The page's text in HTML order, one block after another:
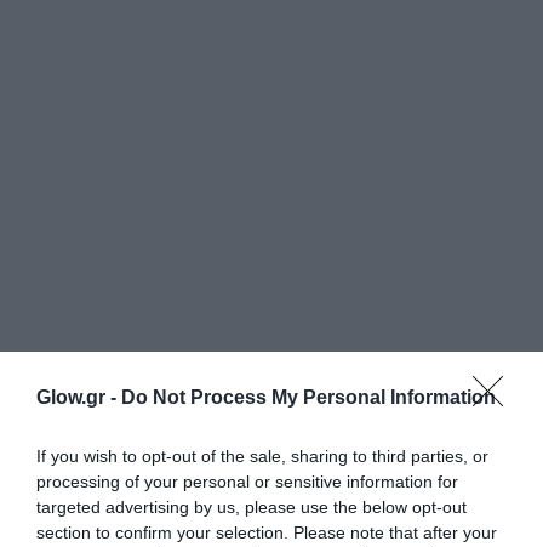
Glow.gr - Do Not Process My Personal Information
If you wish to opt-out of the sale, sharing to third parties, or
processing of your personal or sensitive information for
targeted advertising by us, please use the below opt-out
section to confirm your selection. Please note that after your